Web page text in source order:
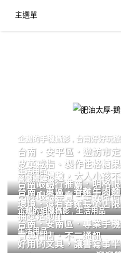
主選單
企鵝的手機攝影 台南好好玩
台南．安平區．遊訪市
皮革戒指、製作性格糖
的手作體驗，大人小孩不
生活用品
台南眼鏡行推薦．明格
品牌眼鏡專賣．掌握時
餐廳體驗
台南．東區．眷麵牛肉
環境．還有眷麵長榮店
抽獎活動!!
企鵝的相機攝影,生活用品
台南．安南區．專業手
賣專門店．不二通訊
生活用品
好用的文具，讓書寫事